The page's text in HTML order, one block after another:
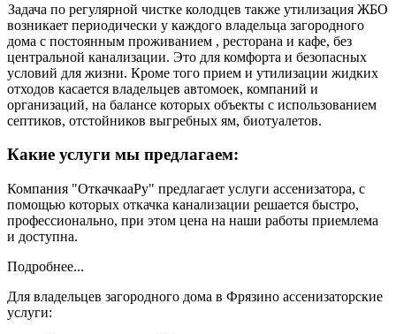
Задача по регулярной чистке колодцев также утилизация ЖБО
возникает периодически у каждого владельца загородного
дома с постоянным проживанием , ресторана и кафе, без
центральной канализации. Это для комфорта и безопасных
условий для жизни. Кроме того прием и утилизации жидких
отходов касается владельцев автомоек, компаний и
организаций, на балансе которых объекты с использованием
септиков, отстойников выгребных ям, биотуалетов.
Какие услуги мы предлагаем:
Компания "ОткачкааРу" предлагает услуги ассенизатора, с
помощью которых откачка канализации решается быстро,
профессионально, при этом цена на наши работы приемлема
и доступна.
Подробнее...
Для владельцев загородного дома в Фрязино ассенизаторские
услуги: